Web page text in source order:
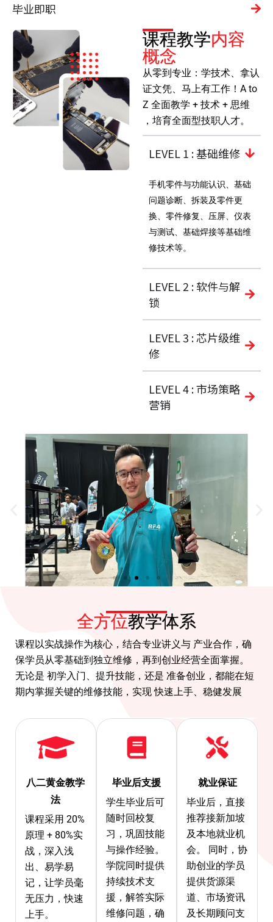
毕业即职
课程教学内容
概念
从零到专业：学技术、拿认
证文凭、马上有工作！ A to
Z 全面教学 + 技术 + 思维
，培育全面型技职人才。
LEVEL 1 : 基础维修
手机零件与功能认识、基础
问题诊断、拆装及零件更
换、零件修复、压屏、仪表
与测试、基础焊接等基础维
修技术等。
LEVEL 2 : 软件与解
锁
LEVEL 3 : 芯片级维
修
LEVEL 4 : 市场策略
营销
全方位教学体系
课程以实战操作为核心，结合专业讲义与 产业合作，确
保学员从零基础到独立维修，再到创业经营全面掌握。
无论是 初学入门、提升技能，还是 准备创业 ，都能在短
期内掌握关键的维修技能，实现快速上手、稳健发展
八二黄金教学
法
课程采用 20%
原理 + 80%实
战，深入浅
出、易学易
记，让学员毫
无压力，快速
上手。
毕业后支援
学生毕业后可
随时回校复
习，巩固技能
与操作经验。
学院同时提供
持续技术支
援，解答实际
维修问题，确
就业保证
毕业后，直接
推荐接新加坡
及本地就业机
会。 同时，协
助创业的学员
提供货源渠
道、市场资讯
及长期顾问支